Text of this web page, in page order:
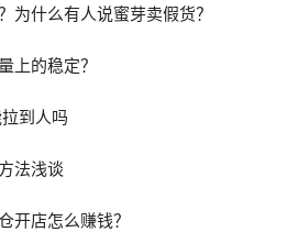
为什么有人说蜜芽卖假货？
上的稳定？
到人吗
法浅谈
开店怎么赚钱？